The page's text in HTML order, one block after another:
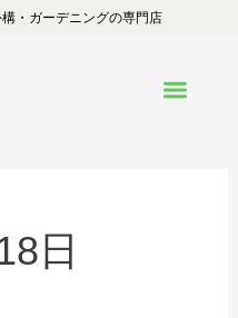
・ガーデニングの専門店
日